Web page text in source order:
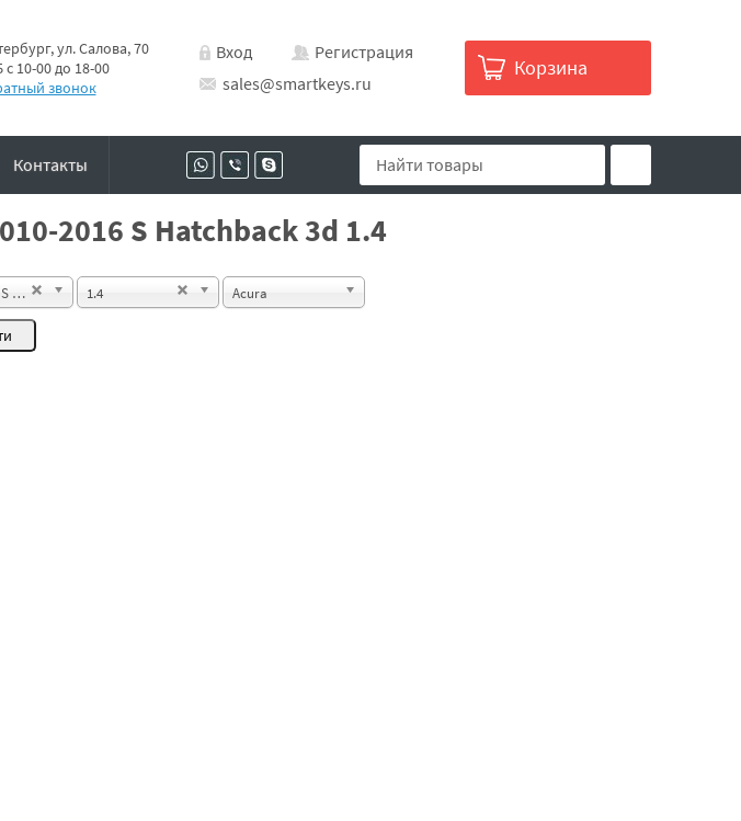
ул. Салова, 70
10-00 до 18-00
звонок
Вход
Регистрация
sales@smartkeys.ru
Корзина
Контакты
2016 S Hatchback 3d 1.4
2010-2016 S Hatchback 3d 1.4 Acura